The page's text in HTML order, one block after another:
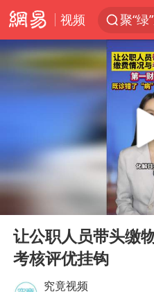
视频
聚“绿
金饰
24
“梅
今年
Play
让公职人员带头缴
考核评优挂钩
究竟视频